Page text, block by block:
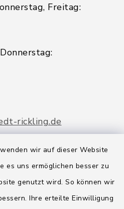
wir auf dieser Website
es uns ermöglichen besser zu
genutzt wird. So können wir
Ihre erteilte Einwilligung
Freitag:
rickling.de